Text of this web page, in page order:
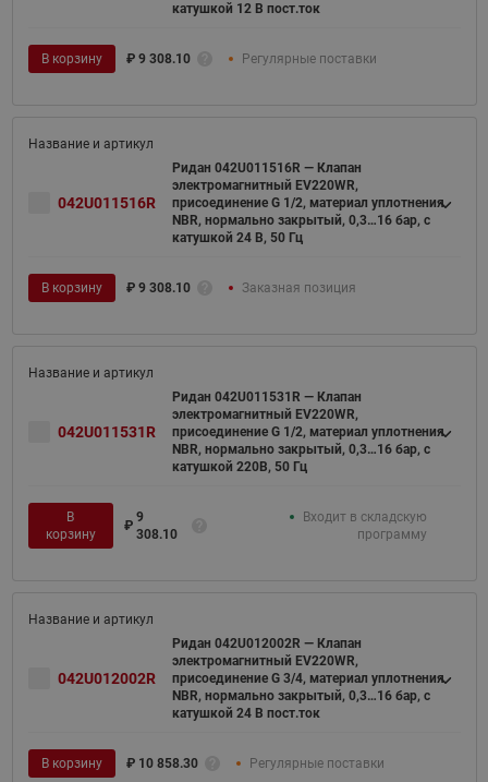
катушкой 12 В пост.ток
В корзину ₽ 9 308.10 Регулярные поставки
042U011516R
Ридан 042U011516R — Клапан
электромагнитный EV220WR,
присоединение G 1/2, материал уплотнения
NBR, нормально закрытый, 0,3…16 бар, с
катушкой 24 В, 50 Гц
В корзину ₽ 9 308.10 Заказная позиция
042U011531R
Ридан 042U011531R — Клапан
электромагнитный EV220WR,
присоединение G 1/2, материал уплотнения
NBR, нормально закрытый, 0,3…16 бар, с
катушкой 220В, 50 Гц
В
корзину
₽
9
308.10
Входит в складскую
программу
042U012002R
Ридан 042U012002R — Клапан
электромагнитный EV220WR,
присоединение G 3/4, материал уплотнения
NBR, нормально закрытый, 0,3…16 бар, с
катушкой 24 В пост.ток
В корзину ₽ 10 858.30 Регулярные поставки